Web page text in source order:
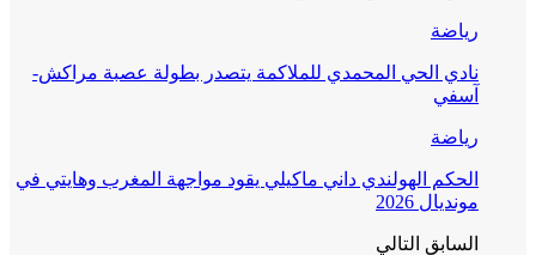
رياضة
نادي الحي المحمدي للملاكمة يتصدر بطولة عصبة مراكش-
آسفي
رياضة
الحكم الهولندي داني ماكيلي يقود مواجهة المغرب وهايتي في
مونديال 2026
السابق التالي